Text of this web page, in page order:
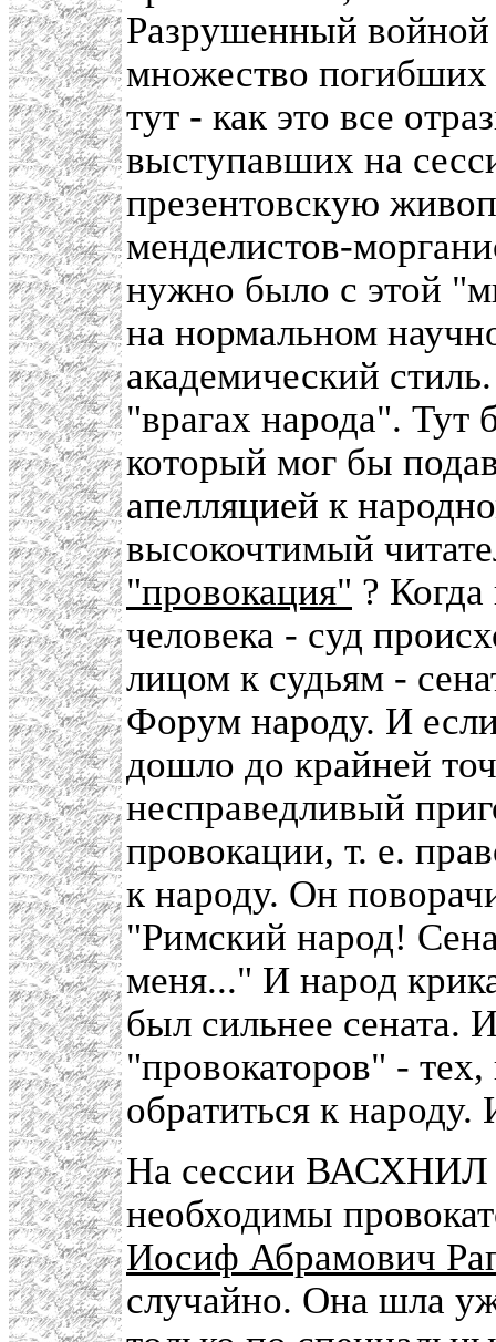
Разрушенный
множество погибших
тут - как это все
выступавших на
презентовскую
менделистов-
нужно было с этой
на нормальном
академический
"врагах народа".
который мог бы
апелляцией к
высокочтимый
"провокация" ?
человека - суд
лицом к судьям -
Форум народу. И
дошло до крайней
несправедливый
провокации, т. е.
к народу. Он
"Римский народ!
меня..." И народ
был сильнее сената.
"провокаторов" -
обратиться к
На сессии ВАСХНИЛ
необходимы
Иосиф Абрамович
случайно. Она шла